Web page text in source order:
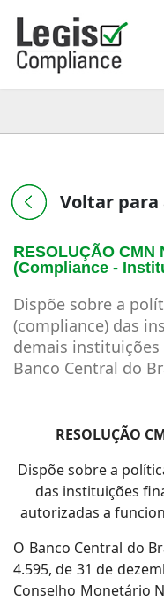
Voltar
RESOLUÇÃO CMN
(Compliance -
Dispõe sobre a
(compliance) das
demais
Banco Central do
RESOLUÇÃO
Dispõe sobre a
das instituições
autorizadas a
O Banco Central do
4.595, de 31 de
Conselho Monetário